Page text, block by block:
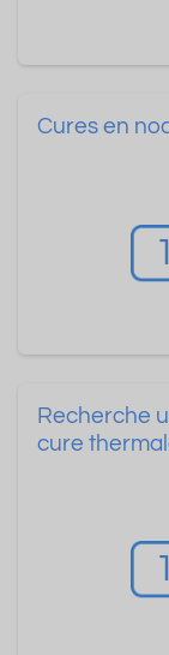
1
Cures en
1
Recherche
cure